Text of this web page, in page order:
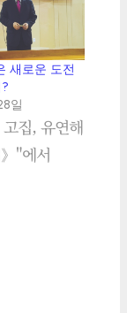
새로운 도전
일
집, 유연해
"에서